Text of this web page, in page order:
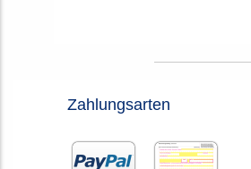
Zahlungsarten